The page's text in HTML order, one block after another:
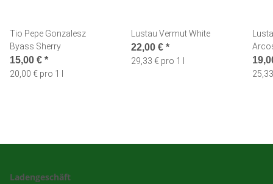
Tio Pepe Gonzalesz
Byass Sherry
15,00 € *
20,00 € pro 1 l
Lustau Vermut White
22,00 € *
29,33 € pro 1 l
Ladengeschäft